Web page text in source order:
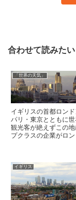
合わせて読みたい
「世界の天気」
イギリスの首都ロン
パリ・東京とともに
観光客が絶えずこの
プクラスの企業がロ
イギリス